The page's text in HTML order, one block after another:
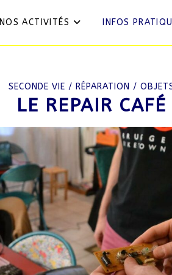
NOS ACTIVITÉS INFOS
SECONDE VIE / RÉPARATION /
LE REPAIR CAFÉ